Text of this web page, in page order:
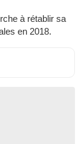
à rétablir sa
en 2018.